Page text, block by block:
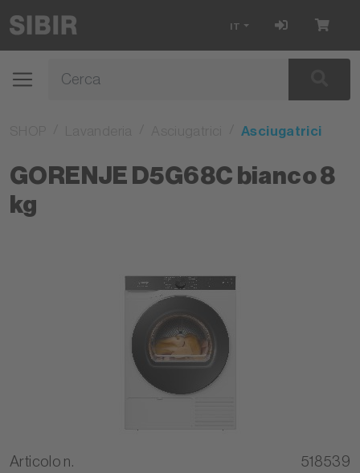
IT
Asciugatrici
GORENJE D5G68C bianco 8
kg
Articolo n. 518539